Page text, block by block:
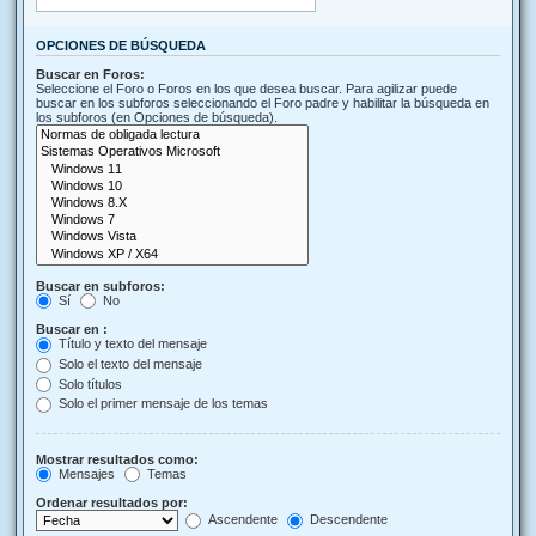
OPCIONES DE BÚSQUEDA
Buscar en Foros:
Seleccione el Foro o Foros en los que desea buscar. Para agilizar puede
buscar en los subforos seleccionando el Foro padre y habilitar la búsqueda en
los subforos (en Opciones de búsqueda).
Buscar en subforos:
Sí
No
Buscar en :
Título y texto del mensaje
Solo el texto del mensaje
Solo títulos
Solo el primer mensaje de los temas
Mostrar resultados como:
Mensajes
Temas
Ordenar resultados por:
Ascendente
Descendente